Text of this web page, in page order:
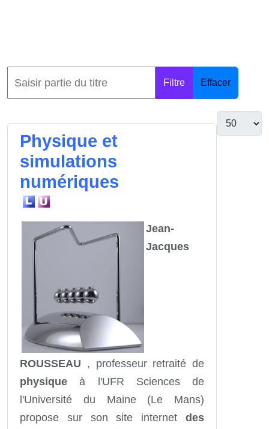
Filtre Effacer
Physique et
simulations
numériques
Jean-
Jacques
ROUSSEAU , professeur retraité de
physique à l'UFR Sciences de
l'Université du Maine (Le Mans)
propose sur son site internet des